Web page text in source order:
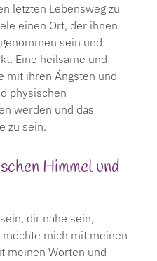
letzten Lebensweg zu
einen Ort, der ihnen
sein und
Eine heilsame und
mit ihren Ängsten und
physischen
werden und das
zu sein.
Himmel und
dir nahe sein,
mich mit meinen
meinen Worten und